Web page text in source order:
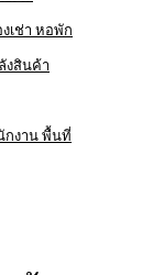
เช่า หอพัก
งสินค้า
กงาน พื้นที่